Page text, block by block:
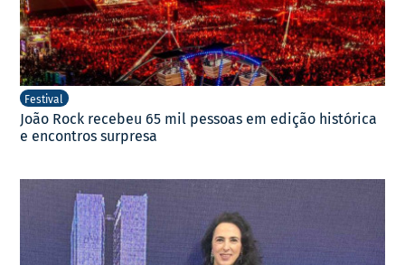
Festival
João Rock recebeu 65 mil pessoas em edição histórica
e encontros surpresa